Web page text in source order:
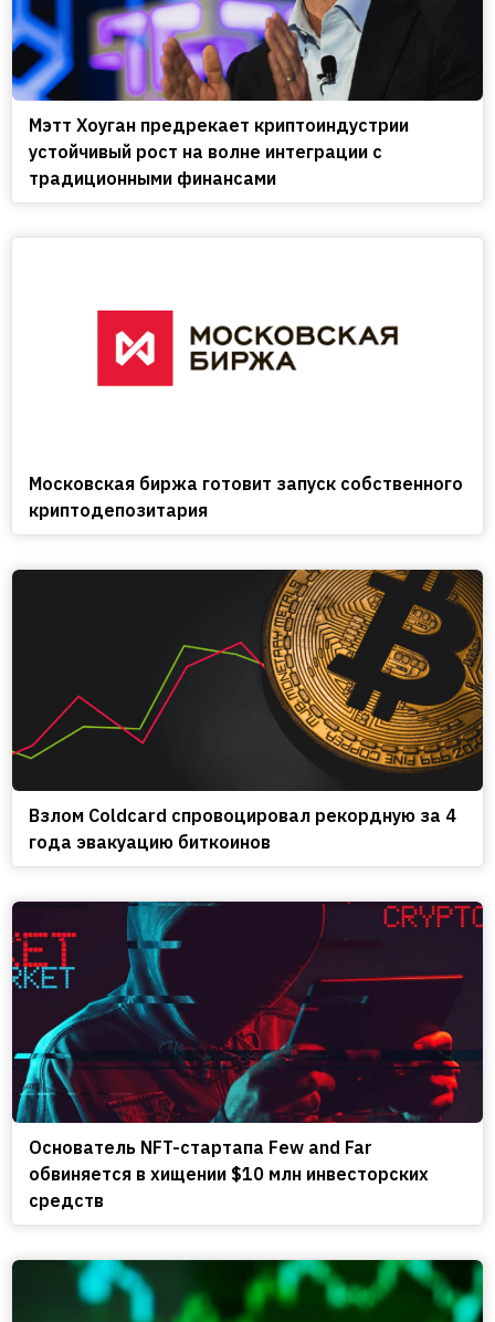
Мэтт Хоуган предрекает криптоиндустрии
устойчивый рост на волне интеграции с
традиционными финансами
Московская биржа готовит запуск собственного
криптодепозитария
Взлом Coldcard спровоцировал рекордную за 4
года эвакуацию биткоинов
Основатель NFT-стартапа Few and Far
обвиняется в хищении $10 млн инвесторских
средств